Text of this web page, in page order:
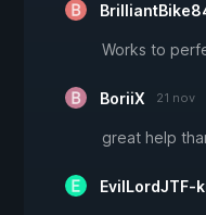
Works to
BoriiX 21 nov
great help
EvilLordJTF-